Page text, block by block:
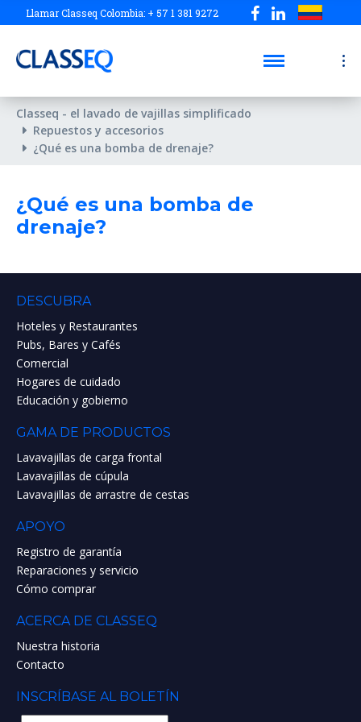
Llamar Classeq Colombia: + 57 1 381 9272
Classeq - el lavado de vajillas simplificado
Repuestos y accesorios
¿Qué es una bomba de drenaje?
¿Qué es una bomba de
drenaje?
DESCUBRA
Hoteles y Restaurantes
Pubs, Bares y Cafés
Comercial
Hogares de cuidado
Educación y gobierno
GAMA DE PRODUCTOS
Lavavajillas de carga frontal
Lavavajillas de cúpula
Lavavajillas de arrastre de cestas
APOYO
Registro de garantía
Reparaciones y servicio
Cómo comprar
ACERCA DE CLASSEQ
Nuestra historia
Contacto
INSCRÍBASE AL BOLETÍN